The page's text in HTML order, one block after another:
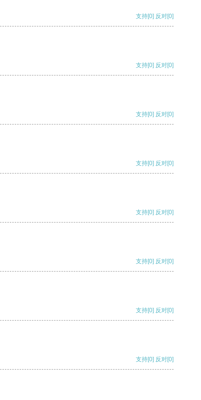
支持[0] 反对[0]
支持[0] 反对[0]
支持[0] 反对[0]
支持[0] 反对[0]
支持[0] 反对[0]
支持[0] 反对[0]
支持[0] 反对[0]
支持[0] 反对[0]